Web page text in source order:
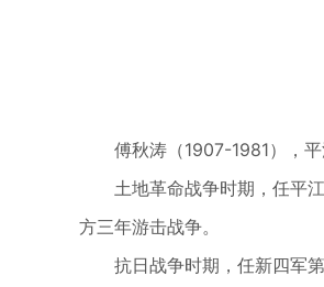
傅秋涛（1907-1981），
土地革命战争时期，任平
方三年游击战争。
抗日战争时期，任新四军